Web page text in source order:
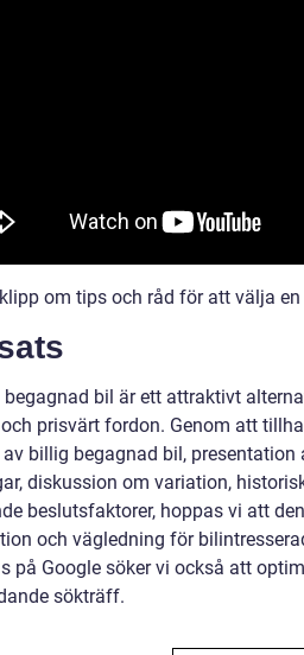
om tips och råd för att välja
begagnad bil är ett attraktivt
prisvärt fordon. Genom att
billig begagnad bil, presentation
diskussion om variation,
beslutsfaktorer, hoppas vi att
och vägledning för
på Google söker vi också att
sökträff.